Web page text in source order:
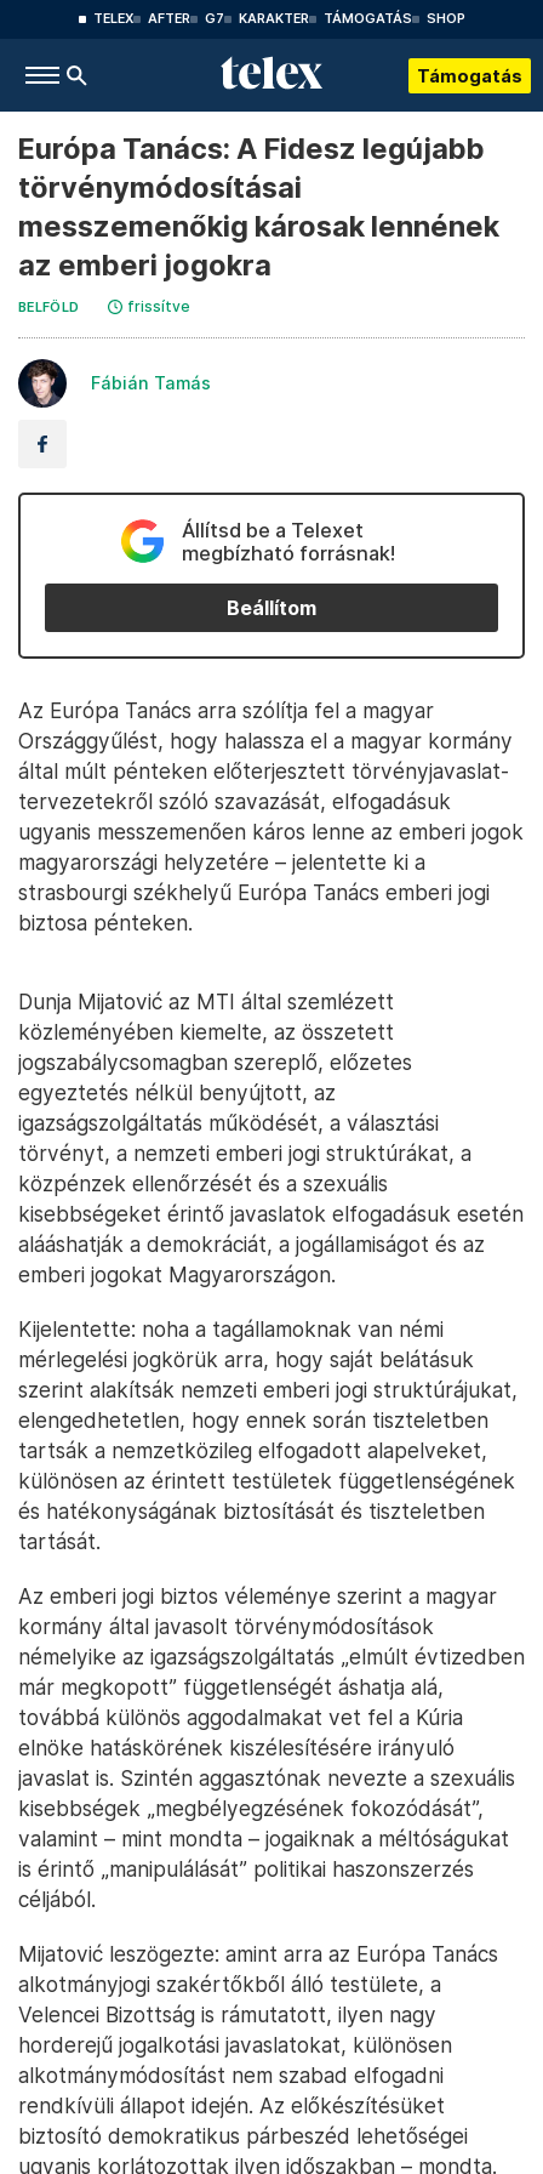
TELEX AFTER G7 KARAKTER TÁMOGATÁS SHOP
Támogatás
Európa Tanács: A Fidesz legújabb
törvénymódosításai
messzemenőkig károsak lennének
az emberi jogokra
BELFÖLD frissítve
Fábián Tamás
Állítsd be a Telexet
megbízható forrásnak!
Beállítom
Az Európa Tanács arra szólítja fel a magyar
Országgyűlést, hogy halassza el a magyar kormány
által múlt pénteken előterjesztett törvényjavaslat-
tervezetekről szóló szavazását, elfogadásuk
ugyanis messzemenően káros lenne az emberi jogok
magyarországi helyzetére – jelentette ki a
strasbourgi székhelyű Európa Tanács emberi jogi
biztosa pénteken.
Dunja Mijatović az MTI által szemlézett
közleményében kiemelte, az összetett
jogszabálycsomagban szereplő, előzetes
egyeztetés nélkül benyújtott, az
igazságszolgáltatás működését, a választási
törvényt, a nemzeti emberi jogi struktúrákat, a
közpénzek ellenőrzését és a szexuális
kisebbségeket érintő javaslatok elfogadásuk esetén
alááshatják a demokráciát, a jogállamiságot és az
emberi jogokat Magyarországon.
Kijelentette: noha a tagállamoknak van némi
mérlegelési jogkörük arra, hogy saját belátásuk
szerint alakítsák nemzeti emberi jogi struktúrájukat,
elengedhetetlen, hogy ennek során tiszteletben
tartsák a nemzetközileg elfogadott alapelveket,
különösen az érintett testületek függetlenségének
és hatékonyságának biztosítását és tiszteletben
tartását.
Az emberi jogi biztos véleménye szerint a magyar
kormány által javasolt törvénymódosítások
némelyike az igazságszolgáltatás „elmúlt évtizedben
már megkopott” függetlenségét áshatja alá,
továbbá különös aggodalmakat vet fel a Kúria
elnöke hatáskörének kiszélesítésére irányuló
javaslat is. Szintén aggasztónak nevezte a szexuális
kisebbségek „megbélyegzésének fokozódását”,
valamint – mint mondta – jogaiknak a méltóságukat
is érintő „manipulálását” politikai haszonszerzés
céljából.
Mijatović leszögezte: amint arra az Európa Tanács
alkotmányjogi szakértőkből álló testülete, a
Velencei Bizottság is rámutatott, ilyen nagy
horderejű jogalkotási javaslatokat, különösen
alkotmánymódosítást nem szabad elfogadni
rendkívüli állapot idején. Az előkészítésüket
biztosító demokratikus párbeszéd lehetőségei
ugyanis korlátozottak ilyen időszakban – mondta.